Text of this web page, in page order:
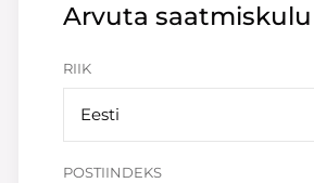
Arvuta saatmiskulu
RIIK
Eesti
POSTIINDEKS